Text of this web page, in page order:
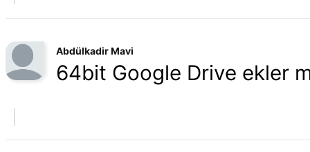
Abdülkadir Mavi
64bit Google Drive ekler